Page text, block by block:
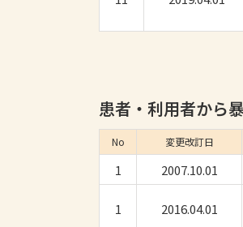
患者・利用者から
No 変更改訂日
1 2007.10.01
1 2016.04.01